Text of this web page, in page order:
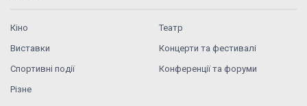
Кіно
Театр
Виставки
Концерти та фестивалі
Спортивні події
Конференції та форуми
Різне